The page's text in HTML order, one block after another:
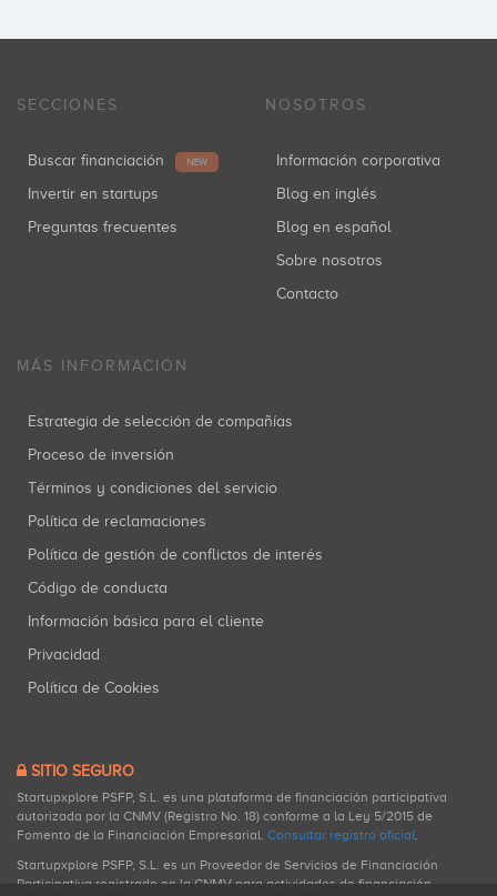
SECCIONES
Buscar financiación NEW
Invertir en startups
Preguntas frecuentes
NOSOTROS
Información corporativa
Blog en inglés
Blog en español
Sobre nosotros
Contacto
MÁS INFORMACIÓN
Estrategia de selección de compañías
Proceso de inversión
Términos y condiciones del servicio
Política de reclamaciones
Política de gestión de conflictos de interés
Código de conducta
Información básica para el cliente
Privacidad
Política de Cookies
SITIO SEGURO
Startupxplore PSFP, S.L. es una plataforma de financiación participativa
autorizada por la CNMV (Registro No. 18) conforme a la Ley 5/2015 de
Fomento de la Financiación Empresarial. Consultar registro oficial.
Startupxplore PSFP, S.L. es un Proveedor de Servicios de Financiación
Participativa registrado en la CNMV para actividades de financiación